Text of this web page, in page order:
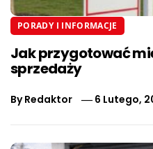
PORADY I INFORMACJE
Jak przygotować
sprzedaży
ByRedaktor 6 Lutego,